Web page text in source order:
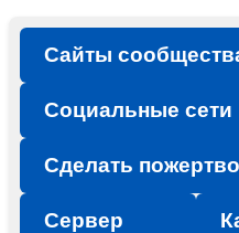
Сайты
Социальные сети
Сделать
Сервер